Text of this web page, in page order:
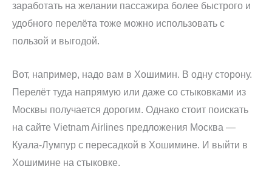
заработать на желании пассажира более быстрого и
удобного перелёта тоже можно использовать с
пользой и выгодой.
Вот, например, надо вам в Хошимин. В одну сторону.
Перелёт туда напрямую или даже со стыковками из
Москвы получается дорогим. Однако стоит поискать
на сайте Vietnam Airlines предложения Москва —
Куала-Лумпур с пересадкой в Хошимине. И выйти в
Хошимине на стыковке.